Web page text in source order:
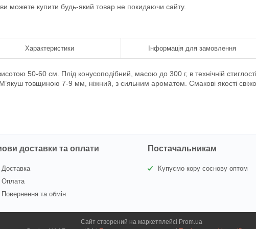
можете купити будь-який товар не покидаючи сайту.
Характеристики Інформація для замовлення
50-60 см. Плід конусоподібний, масою до 300 г, в технічній
товщиною 7-9 мм, ніжний, з сильним ароматом. Смакові якості
доставки та оплати
Доставка
Оплата
Повернення та обмін
Постачальникам
Купуємо кору соснову оптом
Сайт створений на маркетплейсі Prom.ua